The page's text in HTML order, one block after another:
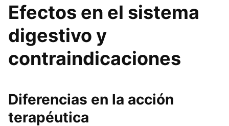
Efectos en el sistema
digestivo y
contraindicaciones
Diferencias en la acción
terapéutica